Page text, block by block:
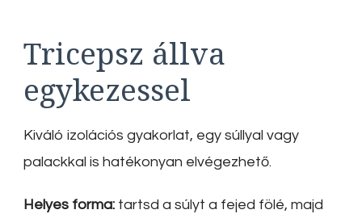
Tricepsz állva
egykezessel
Kiváló izolációs gyakorlat, egy súllyal vagy
palackkal is hatékonyan elvégezhető.
Helyes forma: tartsd a súlyt a fejed fölé, majd